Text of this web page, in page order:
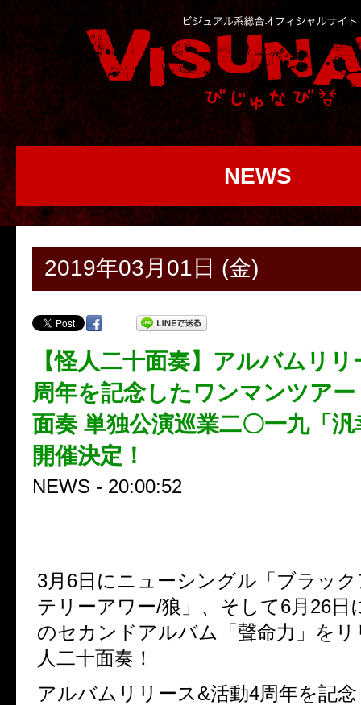
NEWS
2019年03月01日 (金)
【怪人二十面奏】アルバムリ
周年を記念したワンマンツア
面奏 単独公演巡業二〇一九「
開催決定！
NEWS - 20:00:52
3月6日にニューシングル「ブラッ
テリーアワー/狼」、そして6月26日
のセカンドアルバム「聲命力」を
人二十面奏！
アルバムリリース&活動4周年を記